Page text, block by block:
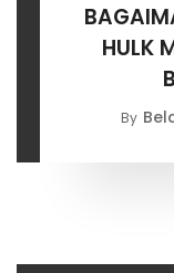
HULK
By